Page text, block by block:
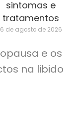
sintomas e
tratamentos
6 de agosto de 2026